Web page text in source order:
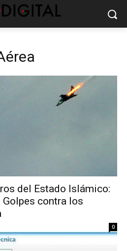
del Estado Islámico:
Golpes contra los
0